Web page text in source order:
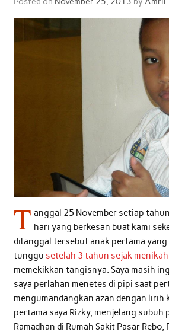
T anggal 25 November setiap
hari yang berkesan buat kami
ditanggal tersebut anak pertama
tunggu setelah 3 tahun sejak
memekikkan tangisnya. Saya masih
saya perlahan menetes di pipi saat
mengumandangkan azan dengan lirih
pertama saya Rizky, menjelang subuh
Ramadhan di Rumah Sakit Pasar